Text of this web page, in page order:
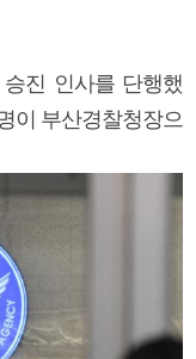
진 인사를 단행했
이 부산경찰청장으